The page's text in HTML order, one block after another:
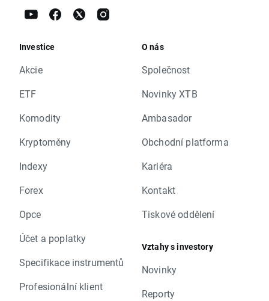
Investice
Akcie
ETF
Komodity
Kryptoměny
Indexy
Forex
Opce
Účet a poplatky
Specifikace instrumentů
Profesionální klient
O nás
Společnost
Novinky XTB
Ambasador
Obchodní platforma
Kariéra
Kontakt
Tiskové oddělení
Vztahy s investory
Novinky
Reporty